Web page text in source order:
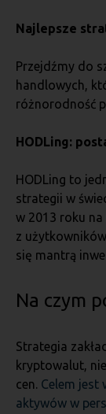
Najlepsze
Przejdźmy do
handlowych,
różnorodność
HODLing:
HODLing to
strategii w
w 2013 roku
z
się mantrą
Na czym
Strategia
kryptowalut,
cen. Celem jest
aktywów w